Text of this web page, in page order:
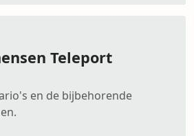
Teleport
en de bijbehorende